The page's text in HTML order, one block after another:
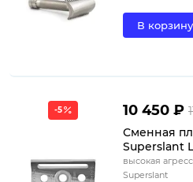
В корзину
-5 10 450 ₽
Сменная
Superslant
высокая
Superslant